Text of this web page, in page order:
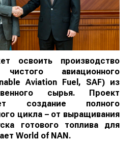
освоить производство
чистого авиационного
Aviation Fuel, SAF) из
сырья. Проект
создание полного
цикла – от выращивания
готового топлива для
World of NAN.